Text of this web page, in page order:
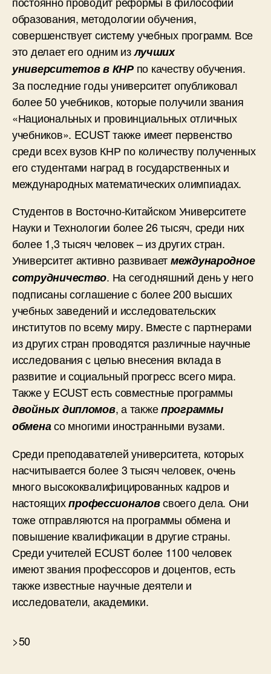
образования, методологии обучения,
совершенствует систему учебных программ. Все
это делает его одним излучших
университетов в КНР по качеству обучения.
За последние годы университет опубликовал
более 50 учебников, которые получили звания
«Национальных и провинциальных отличных
учебников». ECUST также имеет первенство
среди всех вузов КНР по количеству полученных
его студентами наград в государственных и
международных математических олимпиадах.
Студентов в Восточно-Китайском Университете
Науки и Технологии более 26 тысяч, среди них
более 1,3 тысяч человек – из других стран.
Университет активно развиваетмеждународное
сотрудничество. На сегодняшний день у него
подписаны соглашение с более 200 высших
учебных заведений и исследовательских
институтов по всему миру. Вместе с партнерами
из других стран проводятся различные научные
исследования с целью внесения вклада в
развитие и социальный прогресс всего мира.
Также у ECUST есть совместные программы
двойных дипломов, а такжепрограммы
обменасо многими иностранными вузами.
Среди преподавателей университета, которых
насчитывается более 3 тысяч человек, очень
много высококвалифицированных кадров и
настоящихпрофессионаловсвоего дела. Они
тоже отправляются на программы обмена и
повышение квалификации в другие страны.
Среди учителей ECUST более 1100 человек
имеют звания профессоров и доцентов, есть
также известные научные деятели и
исследователи, академики.
>50